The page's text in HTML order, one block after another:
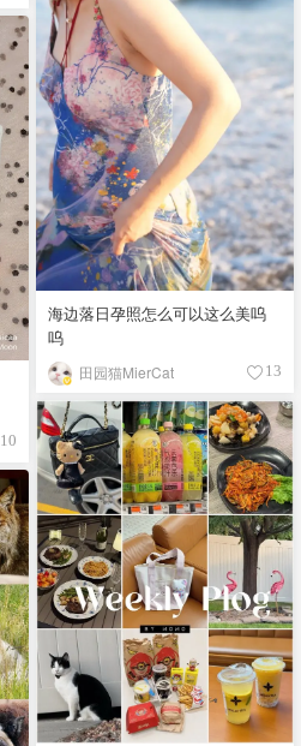
海边落日孕照怎么可以这么美呜
呜
田园猫MierCat 13
10